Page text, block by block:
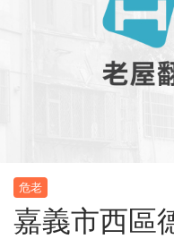
危老
嘉義市西區